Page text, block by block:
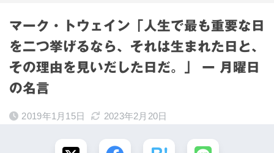
マーク・トウェイン「人生で最も重要な日
を二つ挙げるなら、それは生まれた日と、
その理由を見いだした日だ。」 ー 月曜日
の名言
2019年1月15日 2023年2月20日